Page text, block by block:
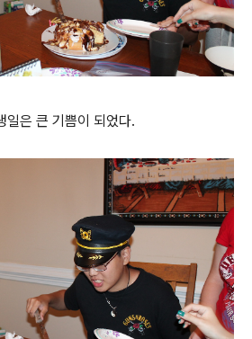
일은 큰 기쁨이 되었다.